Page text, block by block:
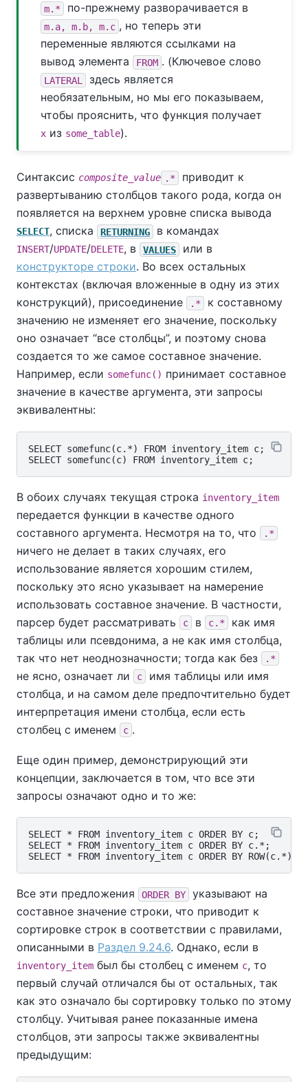
m.* по-прежнему разворачивается в
m.a, m.b, m.c , но теперь эти
переменные являются ссылками на
вывод элемента
FROM . (Ключевое слово
LATERAL
здесь является
необязательным, но мы его показываем,
чтобы прояснить, что функция получает
x из some_table).
Синтаксис composite_value .*
приводит к
развертыванию столбцов такого рода, когда он
появляется на верхнем уровне списка вывода
SELECT, списка RETURNING в командах
INSERT/UPDATE/DELETE, в VALUES
или в
конструкторе строки. Во всех остальных
контекстах (включая вложенные в одну из этих
конструкций), присоединение
.*
к составному
значению не изменяет его значение, поскольку
оно означает “все столбцы”, и поэтому снова
создается то же самое составное значение.
Например, если somefunc() принимает составное
значение в качестве аргумента, эти запросы
эквивалентны:
SELECT somefunc(c.*) FROM inventory_item c;
В обоих случаях текущая строка inventory_item
передается функции в качестве одного
составного аргумента. Несмотря на то, что
.*
ничего не делает в таких случаях, его
использование является хорошим стилем,
поскольку это ясно указывает на намерение
использовать составное значение. В частности,
парсер будет рассматривать
c в c.*
как имя
таблицы или псевдонима, а не как имя столбца,
так что нет неоднозначности; тогда как без
.*
не ясно, означает ли c
имя таблицы или имя
столбца, и на самом деле предпочтительно будет
интерпретация имени столбца, если есть
столбец с именем
c .
Еще один пример, демонстрирующий эти
концепции, заключается в том, что все эти
запросы означают одно и то же:
SELECT * FROM inventory_item c ORDER BY c;
SELECT * FROM inventory_item c ORDER BY c.*;
Все эти предложения ORDER BY
указывают на
составное значение строки, что приводит к
сортировке строк в соответствии с правилами,
описанными в Раздел 9.24.6. Однако, если в
inventory_item был бы столбец с именем c, то
первый случай отличался бы от остальных, так
как это означало бы сортировку только по этому
столбцу. Учитывая ранее показанные имена
столбцов, эти запросы также эквивалентны
предыдущим: